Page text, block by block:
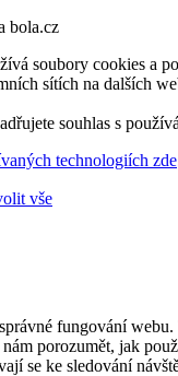
bola.cz
soubory cookies a
sítích na dalších
souhlas s
technologiích zde
vše
fungování
porozumět, jak
se ke sledování